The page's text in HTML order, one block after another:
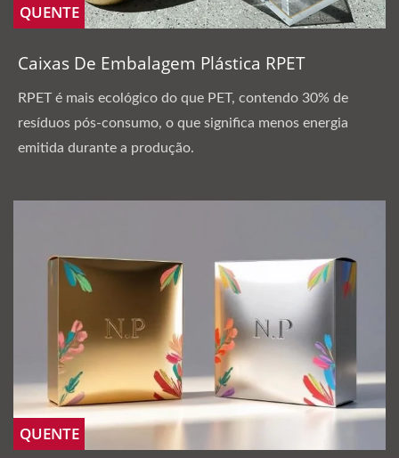
QUENTE
Caixas De Embalagem Plástica RPET
RPET é mais ecológico do que PET, contendo 30% de
resíduos pós-consumo, o que significa menos energia
emitida durante a produção.
QUENTE